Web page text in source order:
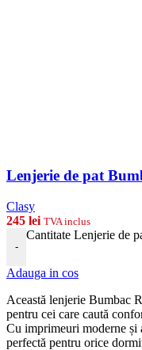
Lenjerie de pat
Clasy
245 lei TVA inclus
-
Cantitate Lenjerie de
Adauga in cos
Această lenjerie Bumbac
pentru cei care caută
Cu imprimeuri moderne și
perfectă pentru orice